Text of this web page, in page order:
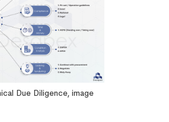
Due Diligence, image